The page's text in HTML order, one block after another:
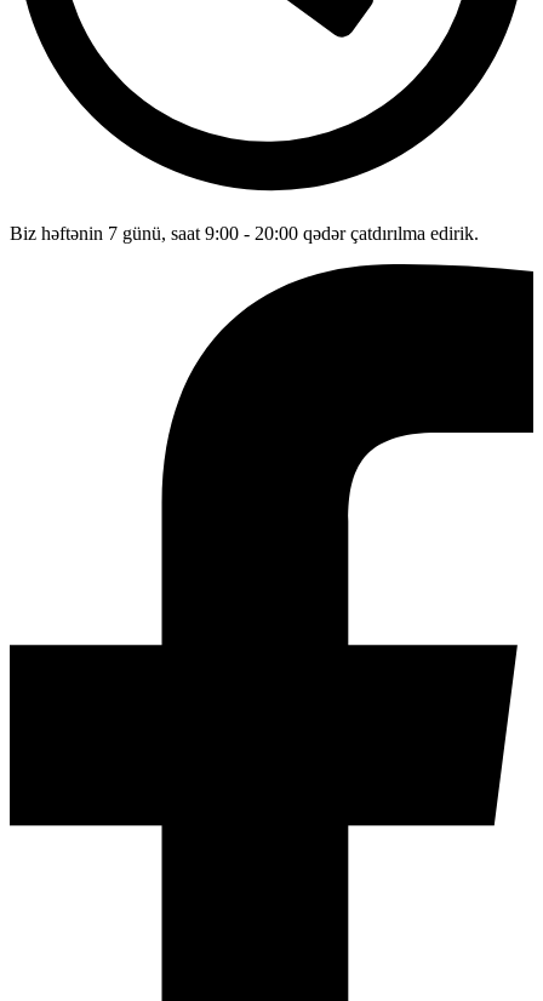
Biz həftənin 7 günü, saat 9:00 - 20:00 qədər çatdırılma edirik.